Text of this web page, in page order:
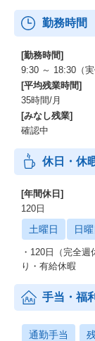
勤務時間
[勤務時間]
9:30 ～ 18:30（
[平均残業時間]
35時間/月
[みなし残業]
確認中
休日・休
[年間休日]
120日
土曜日 日曜
・120日（完全
り・有給休暇
手当・福
通勤手当